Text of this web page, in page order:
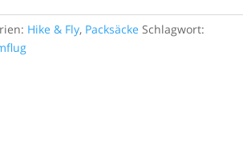
Hike & Fly, Packsäcke Schlagwort: